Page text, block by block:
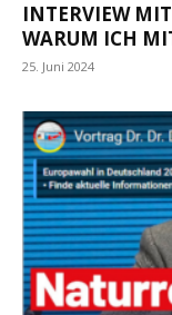
INTERVIEW
WARUM ICH
25. Juni 2024